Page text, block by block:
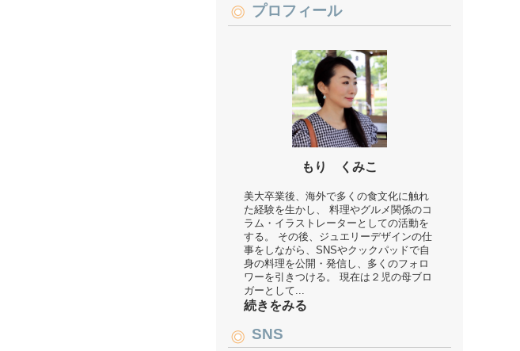
プロフィール
もり くみこ
美大卒業後、海外で多くの食文化に触れ
た経験を生かし、 料理やグルメ関係のコ
ラム・イラストレーターとしての活動を
する。 その後、ジュエリーデザインの仕
事をしながら、SNSやクックパッドで自
身の料理を公開・発信し、多くのフォロ
ワーを引きつける。 現在は２児の母ブロ
ガーとして...
続きをみる
SNS